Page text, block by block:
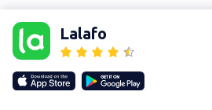
Lalafo
Our websites
lalafo.kg
lalafo.rs
lalafo.pl